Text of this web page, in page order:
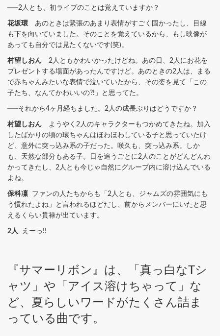
──2人とも、初ライブのことは覚えていますか？
花坂環 あのときは緊張のあまり表情がすごく固かったし、目線
も下を向いていました。そのことを覚えているから、もし映像が
あっても自分では見たくないです(笑)。
村望しおん 2人ともかわいかったけどね。あの日、2人にお花を
プレゼントする場面があったんですけど。あのときの2人は、まる
で赤ちゃんみたいな表情で泣いていたから、その姿を見て「この
子たち、なんてかわいいの?!」と思ってた。
──それから4ヶ月経ちました。2人の成長ぶりはどうですか？
村望しおん ようやく2人のキャラクターもつかめてきたね。加入
したばかりの頃の環ちゃんはほわほわしている子と思っていたけ
ど、意外に突っ込み系の子だった。咲久も、突っ込み系。しか
も、天然な部分もある子。日を追うごとに2人のことがどんどんわ
かってきたし、2人とも今じゃ自然にグループ内に溶け込んでいる
よね。
保科凜 ファンの人たちからも「2人とも、ジャムズの雰囲気にも
う慣れたよね」と言われるほどだし、前からメンバーにいたと思
えるくらい貫禄が出ています。
2人 えーっ!!
『サマーリボン』は、「真っ白なTシ
ャツ」や「アイス溶けちゃって」な
ど、夏らしいワードがたくさん詰ま
っている曲です。